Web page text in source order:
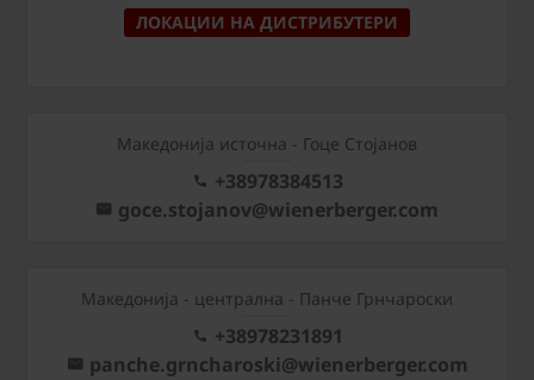
ЛОКАЦИИ НА ДИСТРИБУТЕРИ
Македонија источна - Гоце Стојанов
+38978384513
goce.stojanov@wienerberger.com
Mакедонија - централна - Панче Грнчароски
+38978231891
panche.grncharoski@wienerberger.com